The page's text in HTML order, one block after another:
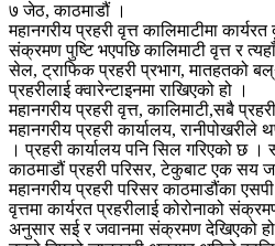
७ जेठ, काठमाडौं ।
महानगरीय प्रहरी वृत्त कालिमाटीमा
संक्रमण पुष्टि भएपछि कालिमाटी वृत्त र
सेल, ट्राफिक प्रहरी प्रभाग, मातहतको
प्रहरीलाई क्वारेन्टाइनमा राखिएको हो ।
महानगरीय प्रहरी वृत्त, कालिमाटी,सबै
महानगरीय प्रहरी कार्यालय, रानीपोखरीले
। प्रहरी कार्यालय पनि सिल गरिएको छ ।
काठमाडौं प्रहरी परिसर, टेकुबाट एक सय
महानगरीय प्रहरी परिसर काठमाडौंका
वृत्तमा कार्यरत प्रहरीलाई कोरोनाको
अनुसार सई र जवानमा संक्रमण देखिएको